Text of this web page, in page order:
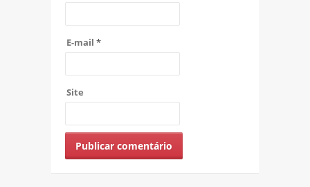
E-mail *
Site